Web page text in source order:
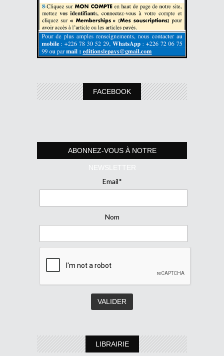
FACEBOOK
ABONNEZ-VOUS À NOTRE
NEWSLETTER
Email*
Nom
LIBRAIRIE